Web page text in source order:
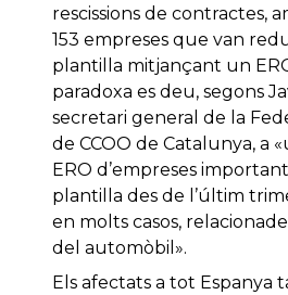
rescissions de contractes,
153 empreses que van
plantilla mitjançant un
paradoxa es deu, segons
secretari general de la
de CCOO de Catalunya, a
ERO d’empreses
plantilla des de l’últim
en molts casos,
del automòbil».
Els afectats a tot Espanya